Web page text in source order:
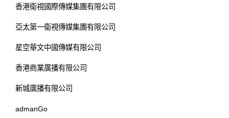
香港衛視國際傳媒集團有限公司
亞太第一衛視傳媒集團有限公司
星空華文中國傳媒有限公司
香港商業廣播有限公司
新城廣播有限公司
admanGo